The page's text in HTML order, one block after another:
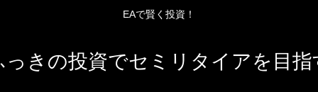
EAで賢く投資！
っきの投資でセミリタイアを目指